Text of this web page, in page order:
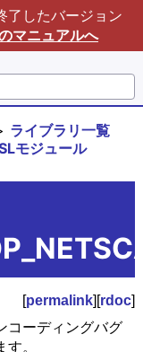
了したバージョン
マニュアルへ
ライブラリ一覧
モジュール
[permalink][rdoc]
ーディングバグ
。